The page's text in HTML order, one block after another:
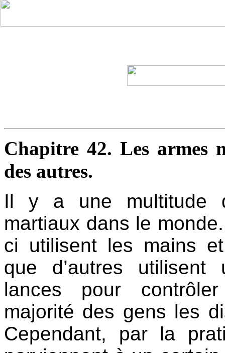
Chapitre 42. Les armes
des autres.
Il y a une multitude
martiaux dans le
ci utilisent les mains
que d’autres
lances pour
majorité des gens les
Cependant, par la